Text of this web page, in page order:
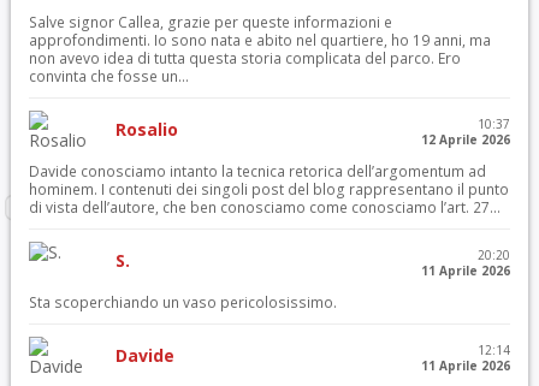
Salve signor Callea, grazie per queste informazioni e
approfondimenti. Io sono nata e abito nel quartiere, ho 19 anni, ma
non avevo idea di tutta questa storia complicata del parco. Ero
convinta che fosse un...
Rosalio
10:37
12 Aprile 2026
Davide conosciamo intanto la tecnica retorica dell’argomentum ad
hominem. I contenuti dei singoli post del blog rappresentano il punto
di vista dell’autore, che ben conosciamo come conosciamo l’art. 27...
S.
20:20
11 Aprile 2026
Sta scoperchiando un vaso pericolosissimo.
Davide
12:14
11 Aprile 2026